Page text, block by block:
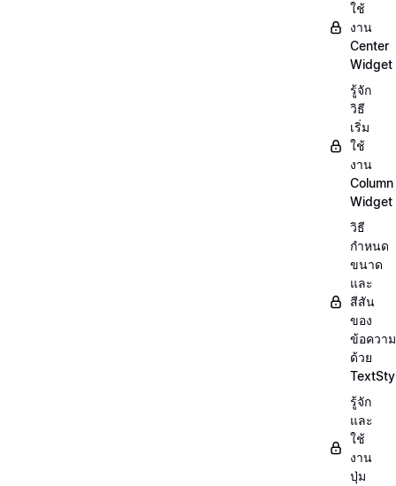
ใช้
งาน
Center
Widget
รู้จัก
วิธี
เริ่ม
ใช้
งาน
Column
Widget
วิธี
กำหนด
ขนาด
และ
สีสัน
ของ
ข้อความ
ด้วย
รู้จัก
และ
ใช้
งาน
ปุ่ม